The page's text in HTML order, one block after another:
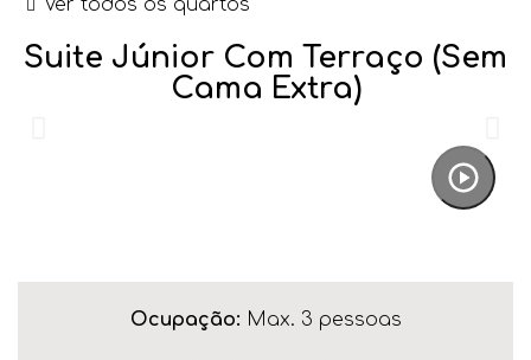
Ver todos os quartos
Suite Júnior Com Terraço (sem
Cama Extra)
Ocupação: Max. 3 pessoas